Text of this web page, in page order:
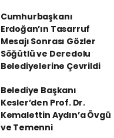
Cumhurbaşkanı
Erdoğan’ın Tasarruf
Mesajı Sonrası Gözler
Söğütlü ve Deredolu
Belediyelerine Çevrildi
Belediye Başkanı
Kesler’den Prof. Dr.
Kemalettin Aydın’a Övgü
ve Temenni